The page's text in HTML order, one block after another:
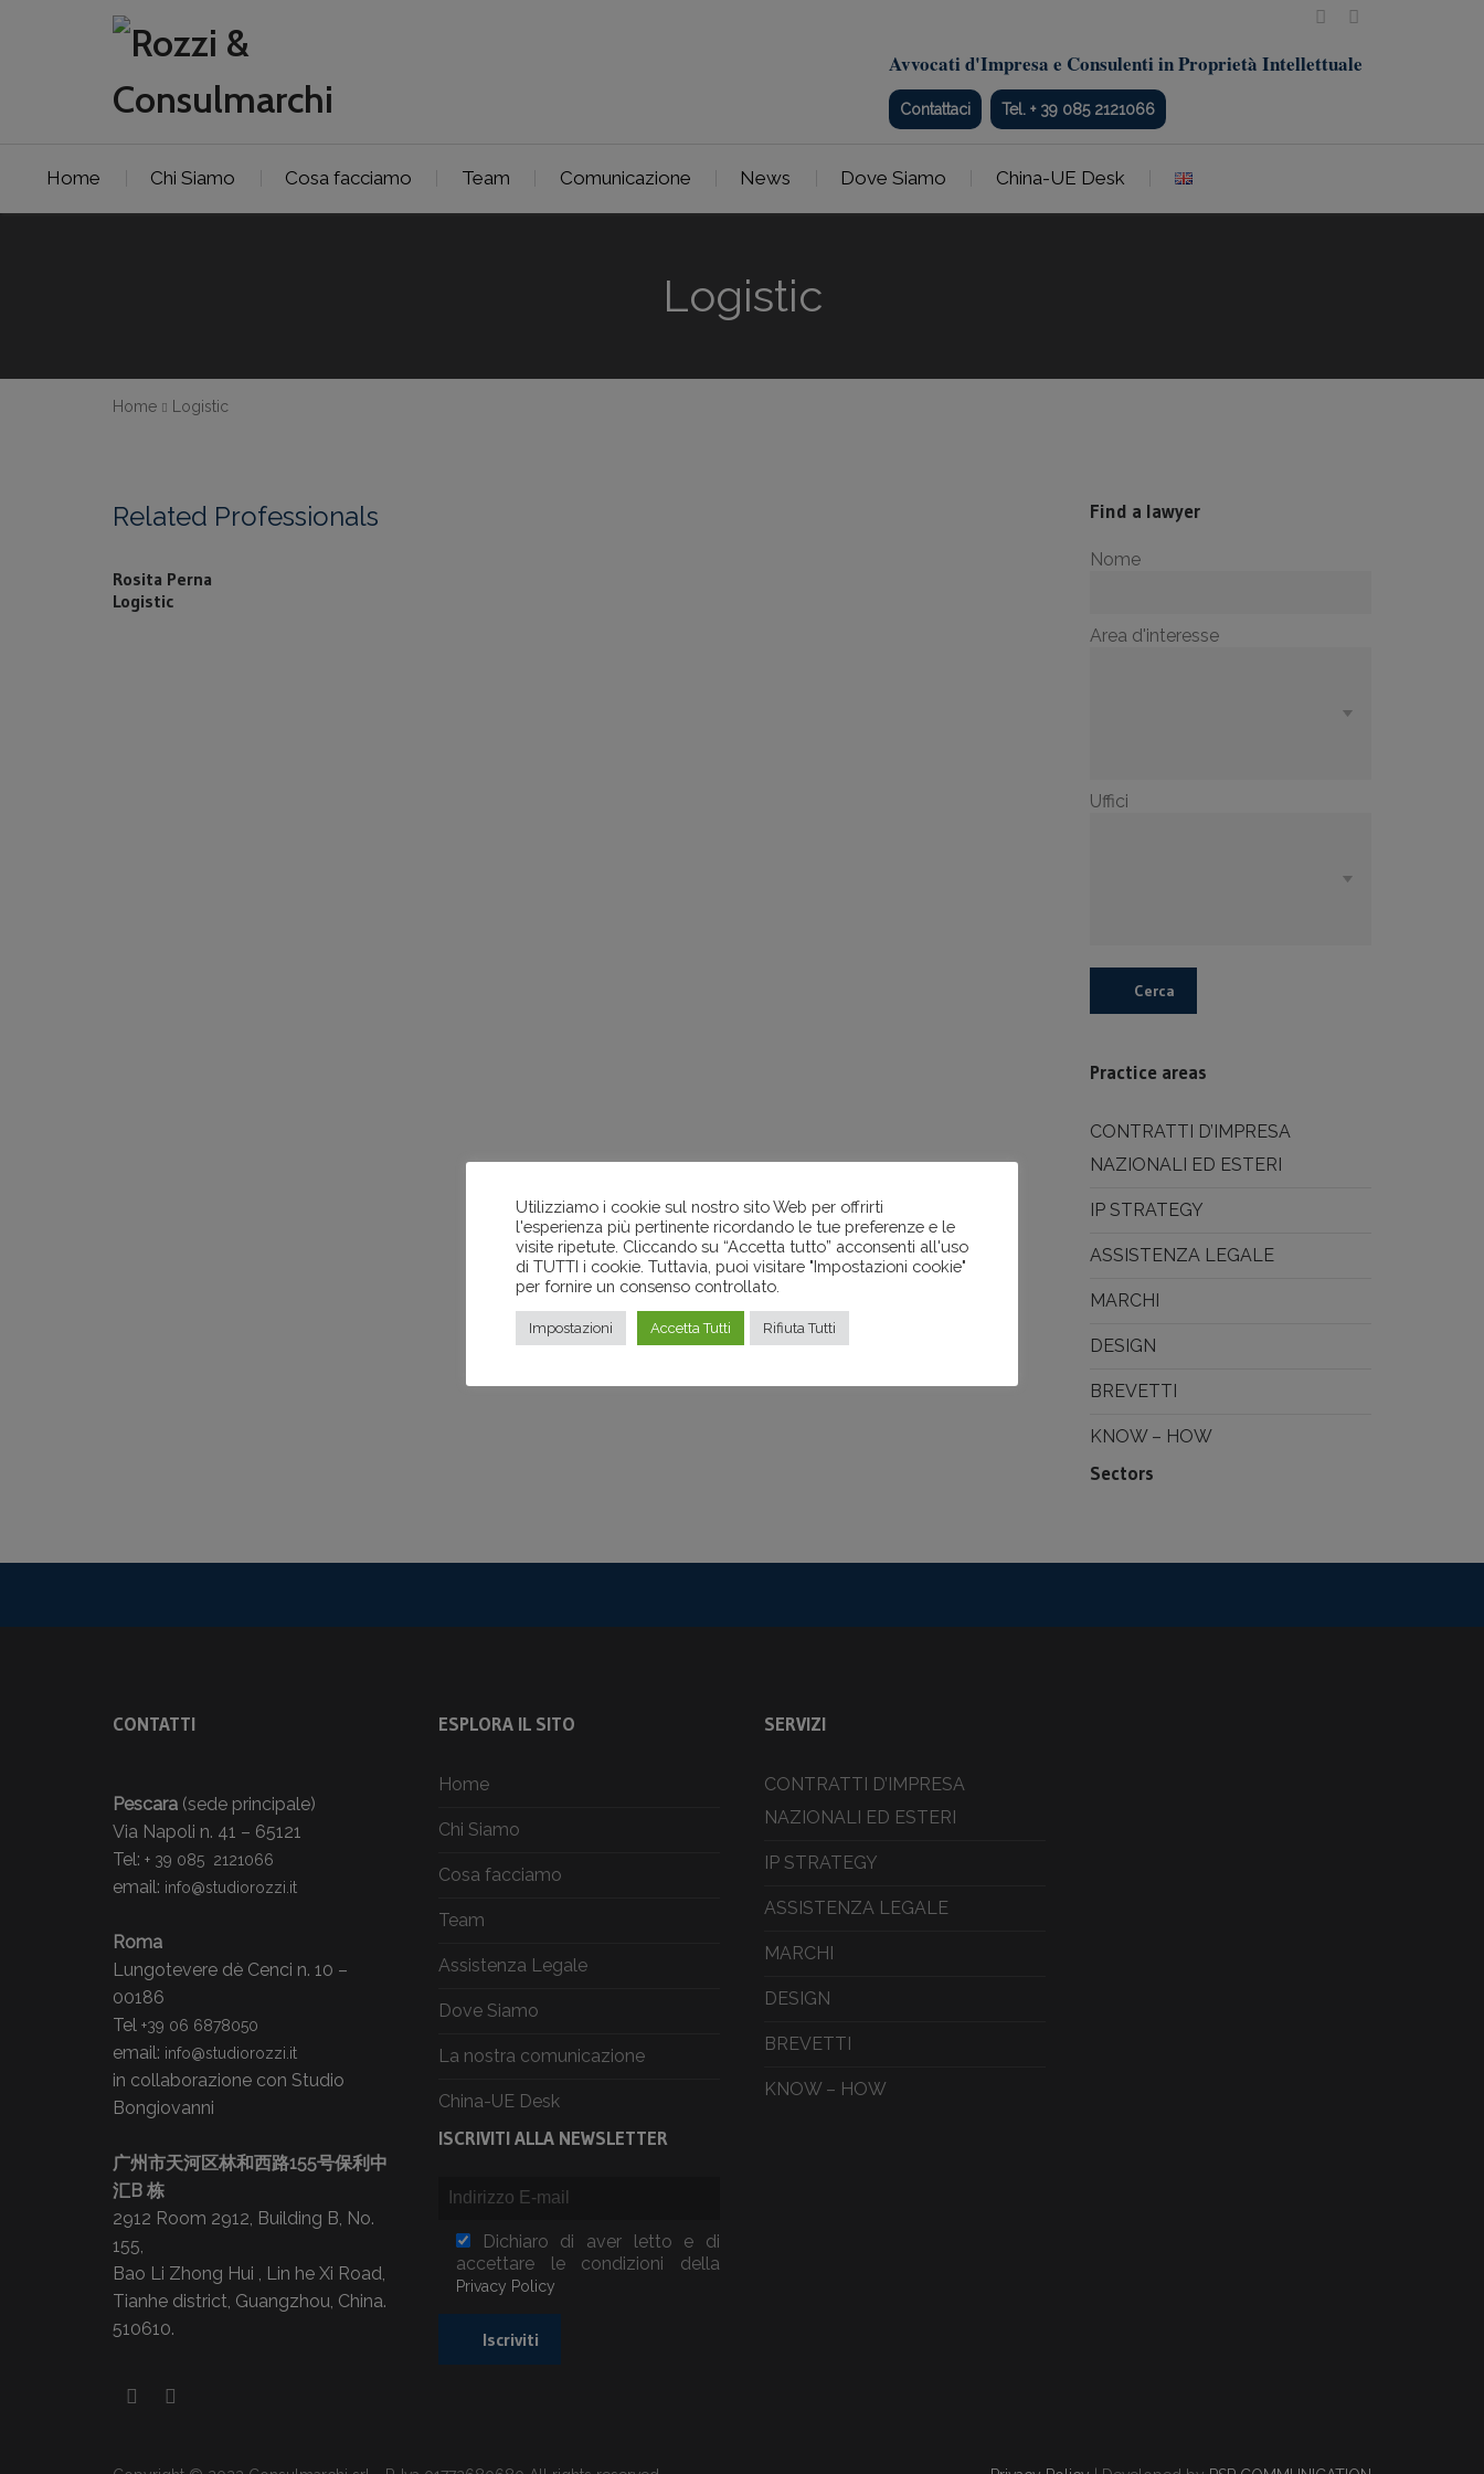
Avvocati d'Impresa e Consulenti in Proprietà Intellettuale
Contattaci Tel. + 39 085 2121066
Home Chi Siamo Cosa facciamo Team Comunicazione News Dove Siamo China-UE Desk
Logistic
Home Logistic
Related Professionals
Rosita Perna
Logistic
Find a lawyer
Nome
Area d'interesse
Uffici
Cerca
Practice areas
CONTRATTI D’IMPRESA
NAZIONALI ED ESTERI
IP STRATEGY
ASSISTENZA LEGALE
MARCHI
DESIGN
BREVETTI
KNOW – HOW
Sectors
CONTATTI
Pescara (sede principale)
Via Napoli n. 41 – 65121
Tel: + 39 085 2121066
email: info@studiorozzi.it
Roma
Lungotevere dè Cenci n. 10 –
00186
Tel +39 06 6878050
email: info@studiorozzi.it
in collaborazione con Studio
Bongiovanni
广州市天河区林和西路155号保利中
汇B 栋
2912 Room 2912, Building B, No.
155,
Bao Li Zhong Hui , Lin he Xi Road,
Tianhe district, Guangzhou, China.
510610.
ESPLORA IL SITO
Home
Chi Siamo
Cosa facciamo
Team
Assistenza Legale
Dove Siamo
La nostra comunicazione
China-UE Desk
ISCRIVITI ALLA NEWSLETTER
Dichiaro di aver letto e di
accettare le condizioni della
Privacy Policy
SERVIZI
CONTRATTI D’IMPRESA
NAZIONALI ED ESTERI
IP STRATEGY
ASSISTENZA LEGALE
MARCHI
DESIGN
BREVETTI
KNOW – HOW
Utilizziamo i cookie sul nostro sito Web per offrirti
l'esperienza più pertinente ricordando le tue preferenze e le
visite ripetute. Cliccando su “Accetta tutto” acconsenti all'uso
di TUTTI i cookie. Tuttavia, puoi visitare "Impostazioni cookie"
per fornire un consenso controllato.
Impostazioni Accetta Tutti Rifiuta Tutti